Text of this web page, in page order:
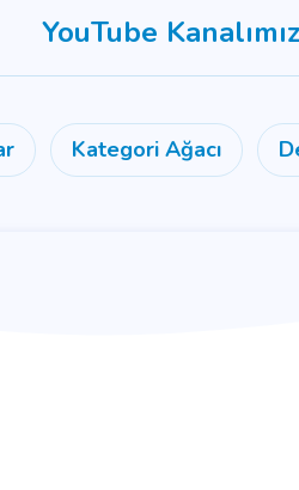
YouTube
Kategori Ağacı